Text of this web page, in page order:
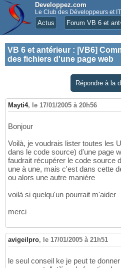
Developpez.com
Le Club des Développeurs et
Actus Forum VB 6 et
VB 6 et antérieur : |VB6]
des fichiers d'une page web
Répondre à la
Mayti4, le 17/01/2005 à 20h56
Bonjour
Voilà, je voudrais lister toutes les
dans le code source) d'une page
faudrait récupérer le code source
une à une, mais c'est dans cette
ou alors une autre maniére
voilà si quelqu'un pourrait m'aider
merci
avigeilpro, le 17/01/2005 à 21h51
le seul conseil ke je peut te